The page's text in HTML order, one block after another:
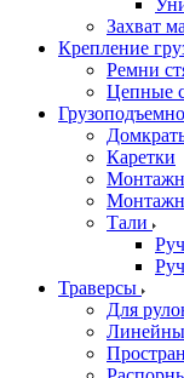
Захват
Крепление
Ремни
Цепные
Каретки
Тали
Траверсы
Для